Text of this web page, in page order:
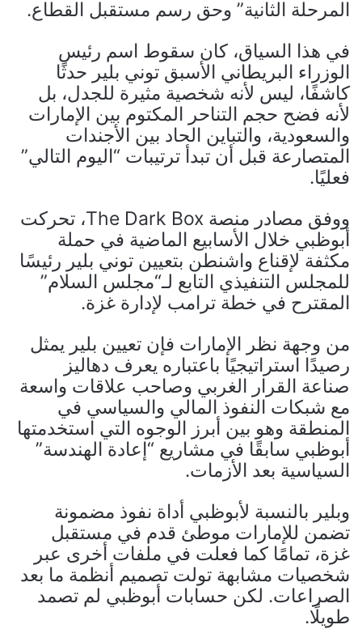
المرحلة الثانية” وحق رسم مستقبل القطاع.
في هذا السياق، كان سقوط اسم رئيس
الوزراء البريطاني الأسبق توني بلير حدثًا
كاشفًا، ليس لأنه شخصية مثيرة للجدل، بل
لأنه فضح حجم التناحر المكتوم بين الإمارات
والسعودية، والتباين الحاد بين الأجندات
المتصارعة قبل أن تبدأ ترتيبات “اليوم التالي”
فعليًا.
ووفق مصادر منصة The Dark Box، تحركت
أبوظبي خلال الأسابيع الماضية في حملة
مكثفة لإقناع واشنطن بتعيين توني بلير رئيسًا
للمجلس التنفيذي التابع لـ“مجلس السلام”
المقترح في خطة ترامب لإدارة غزة.
من وجهة نظر الإمارات فإن تعيين بلير يمثل
رصيدًا استراتيجيًا باعتباره يعرف دهاليز
صناعة القرار الغربي وصاحب علاقات واسعة
مع شبكات النفوذ المالي والسياسي في
المنطقة وهو بين أبرز الوجوه التي استخدمتها
أبوظبي سابقًا في مشاريع “إعادة الهندسة”
السياسية بعد الأزمات.
وبلير بالنسبة لأبوظبي أداة نفوذ مضمونة
تضمن للإمارات موطئ قدم في مستقبل
غزة، تمامًا كما فعلت في ملفات أخرى عبر
شخصيات مشابهة تولت تصميم أنظمة ما بعد
الصراعات. لكن حسابات أبوظبي لم تصمد
طويلًا.